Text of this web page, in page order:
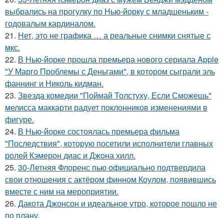
выбрались на прогулку по Нью-йорку с младшеньким -
годовалым кардиналом.
21. Нет, это не графика … а реальные снимки снятые с
мкс.
22. В Нью-йорке прошла премьера нового сериала Apple
"У Марго Проблемы с Деньгами", в котором сыграли эль
фаннинг и Николь кидман.
23. Звезда комедии "Поймай Толстуху, Если Сможешь"
мелисса маккарти радует поклонников изменениями в
фигуре.
24. В Нью-йорке состоялась премьера фильма
"Последствия", которую посетили исполнители главных
ролей Кэмерон диас и Джона хилл.
25. 30-Летняя Флоренс пью официально подтвердила
свои отношения с актёром финном Коулом, появившись
вместе с ним на мероприятии.
26. Дакота Джонсон и идеальное утро, которое пошло не
по плану.